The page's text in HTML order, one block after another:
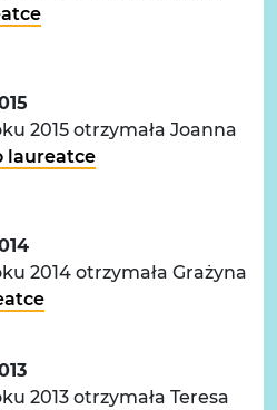
2015 otrzymała Joanna
laureatce
2014 otrzymała Grażyna
2013 otrzymała Teresa